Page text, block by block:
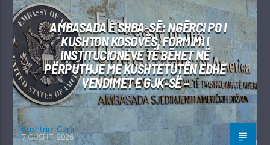
AMBASADA E SHBA-SË: NGËRÇI PO I
KUSHTON KOSOVËS, FORMIMI I
INSTITUCIONEVE TË BËHET NË
PËRPUTHJE ME KUSHTETUTËN EDHE
VENDIMET E GJK-SË –
Kushtrim Guraj
7 GUSHT, 2026